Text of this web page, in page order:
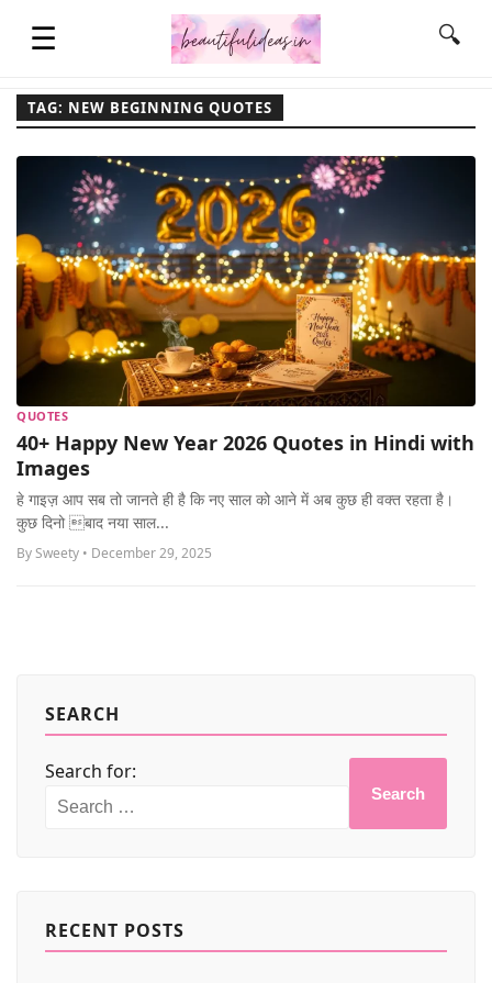
☰
QUOTES
LIFESTYLE
FASHION & STYLE
CONTACT NAME IDEAS
MORE
🔍
TAG: NEW BEGINNING QUOTES
QUOTES
40+ Happy New Year 2026 Quotes in Hindi with
Images
हे गाइज़ आप सब तो जानते ही है कि नए साल को आने में अब कुछ ही वक्त रहता है।
कुछ दिनो बाद नया साल...
By Sweety • December 29, 2025
SEARCH
Search for:
Search
RECENT POSTS